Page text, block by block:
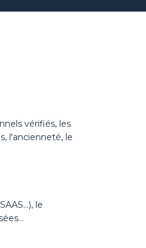
vérifiés, les
l'ancienneté, le
le